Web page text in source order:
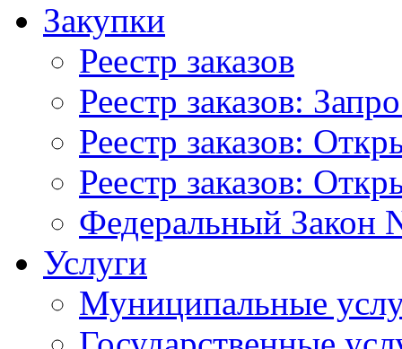
Закупки
Реестр заказов
Реестр заказов:
Реестр заказов:
Реестр заказов:
Федеральный Закон
Услуги
Муниципальные